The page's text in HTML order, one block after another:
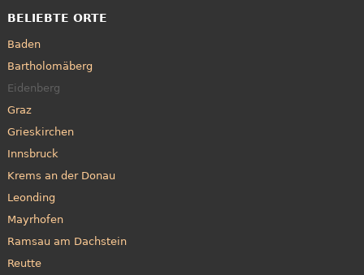
BELIEBTE ORTE
Baden
Bartholomäberg
Eidenberg
Graz
Grieskirchen
Innsbruck
Krems an der Donau
Leonding
Mayrhofen
Ramsau am Dachstein
Reutte